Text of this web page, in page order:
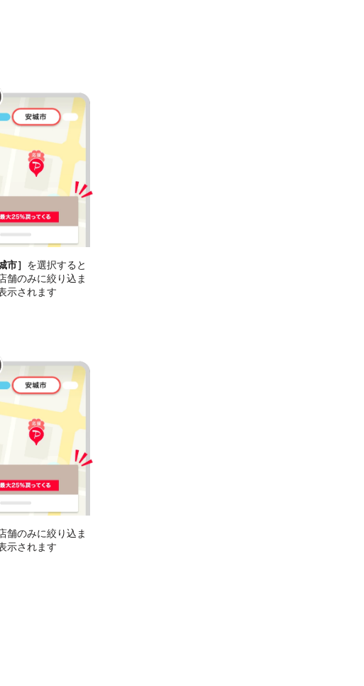
市］ を選択すると
舗のみに絞り込ま
示されます
舗のみに絞り込ま
示されます